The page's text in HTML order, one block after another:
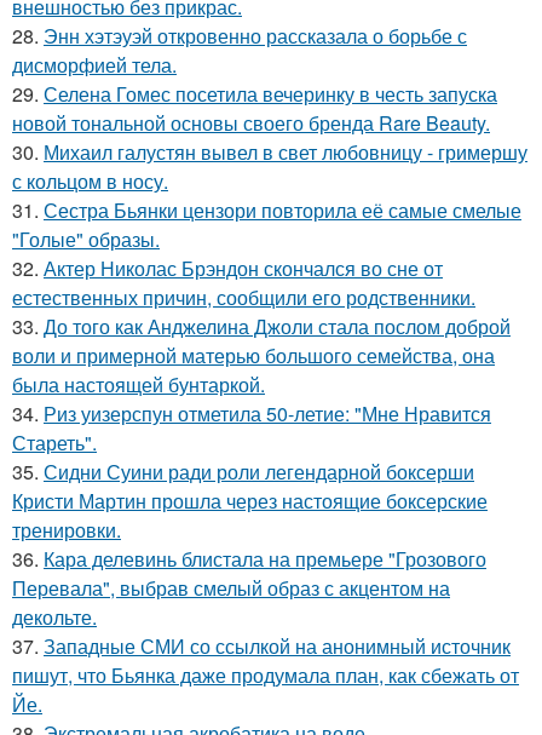
внешностью без прикрас.
28. Энн хэтэуэй откровенно рассказала о борьбе с
дисморфией тела.
29. Селена Гомес посетила вечеринку в честь запуска
новой тональной основы своего бренда Rare Beauty.
30. Михаил галустян вывел в свет любовницу - гримершу
с кольцом в носу.
31. Сестра Бьянки цензори повторила её самые смелые
"Голые" образы.
32. Актер Николас Брэндон скончался во сне от
естественных причин, сообщили его родственники.
33. До того как Анджелина Джоли стала послом доброй
воли и примерной матерью большого семейства, она
была настоящей бунтаркой.
34. Риз уизерспун отметила 50-летие: "Мне Нравится
Стареть".
35. Сидни Суини ради роли легендарной боксерши
Кристи Мартин прошла через настоящие боксерские
тренировки.
36. Кара делевинь блистала на премьере "Грозового
Перевала", выбрав смелый образ с акцентом на
декольте.
37. Западные СМИ со ссылкой на анонимный источник
пишут, что Бьянка даже продумала план, как сбежать от
Йе.